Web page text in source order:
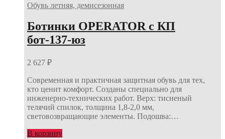
Обувь летняя, демисезонная
Ботинки OPERATOR с КП
бот-137-юз
2 627 ₽
Современная и практичная защитная обувь для тех,
кто ценит комфорт. Созданы специально для
инженерно-технических работ. Верх: тисненый
телячий спилок, толщина 1,8-2,0 мм,
световозвращающие элементы. Подошва:…
В корзину